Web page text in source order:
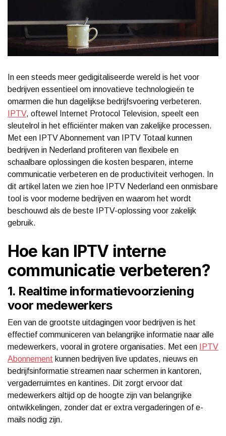
In een steeds meer gedigitaliseerde wereld is het voor
bedrijven essentieel om innovatieve technologieën te
omarmen die hun dagelijkse bedrijfsvoering verbeteren.
IPTV, oftewel Internet Protocol Television, speelt een
sleutelrol in het efficiënter maken van zakelijke processen.
Met een IPTV Abonnement van IPTV Totaal kunnen
bedrijven in Nederland profiteren van flexibele en
schaalbare oplossingen die kosten besparen, interne
communicatie verbeteren en de productiviteit verhogen. In
dit artikel laten we zien hoe IPTV Nederland een onmisbare
tool is voor moderne bedrijven en waarom het wordt
beschouwd als de beste IPTV-oplossing voor zakelijk
gebruik.
Hoe kan IPTV interne
communicatie verbeteren?
1. Realtime informatievoorziening
voor medewerkers
Een van de grootste uitdagingen voor bedrijven is het
effectief communiceren van belangrijke informatie naar alle
medewerkers, vooral in grotere organisaties. Met een
IPTV
Abonnement kunnen bedrijven live updates, nieuws en
bedrijfsinformatie streamen naar schermen in kantoren,
vergaderruimtes en kantines. Dit zorgt ervoor dat
medewerkers altijd op de hoogte zijn van belangrijke
ontwikkelingen, zonder dat er extra vergaderingen of e-
mails nodig zijn.